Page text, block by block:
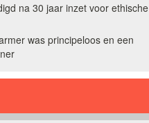
na 30 jaar inzet voor ethische
was principeloos en een